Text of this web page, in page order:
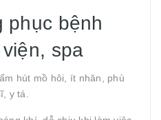
phục bệnh
spa
hút mồ hôi, ít nhăn, phù
y tá.